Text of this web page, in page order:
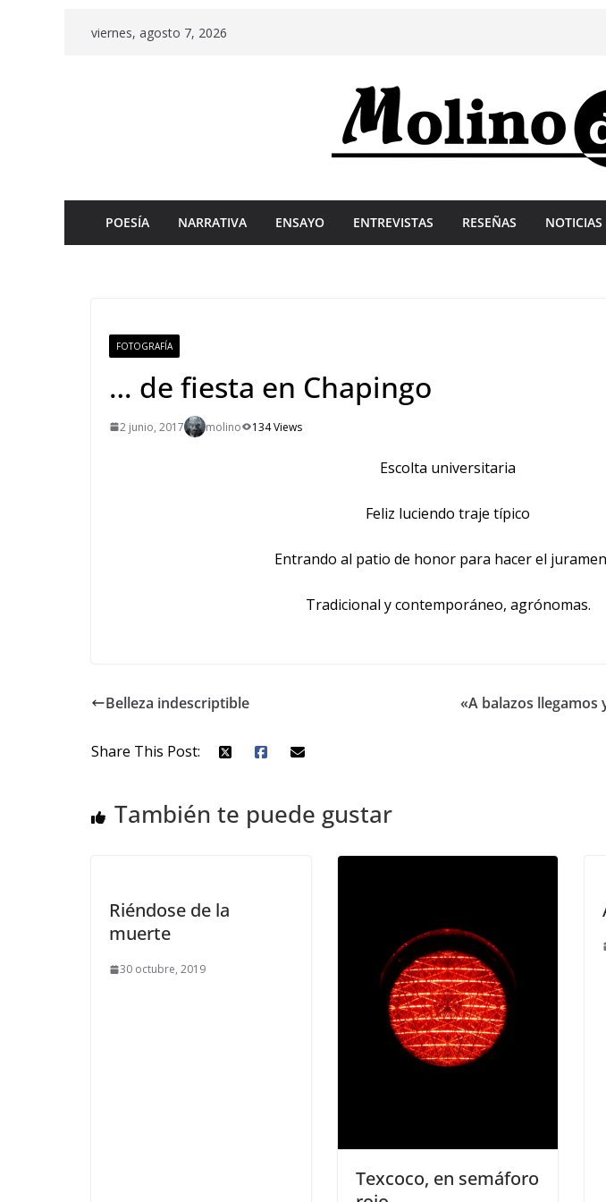
viernes, agosto 7, 2026
POESÍA NARRATIVA ENSAYO ENTREVISTAS RESEÑAS NOTICIAS
FOTOGRAFÍA
… de fiesta en Chapingo
2 junio, 2017 molino 134 Views
Escolta universitaria
Feliz luciendo traje típico
Entrando al patio de honor para hacer el
Tradicional y contemporáneo, agrónomas.
Belleza indescriptible «A balazos llegamos
Share This Post:
También te puede gustar
Riéndose de la
muerte
30 octubre, 2019
Texcoco, en semáforo